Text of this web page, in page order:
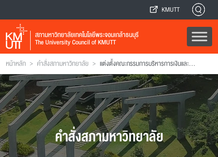
KMUTT
สภามหาวิทยาลัยเทคโนโลยีพระจอมเกล้าธนบุรี
The University Council of KMUTT
หน้าหลัก > คำสั่งสภามหาวิทยาลัย > แต่งตั้งคณะกรรมการบริหารการเงินและทรัพย์สิน
คำสั่งสภามหาวิทยาลัย